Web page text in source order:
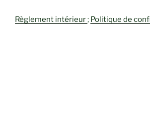
Règlement intérieur; Politique de